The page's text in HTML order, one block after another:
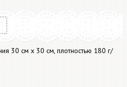
30 см x 30 см, плотностью 180 г/